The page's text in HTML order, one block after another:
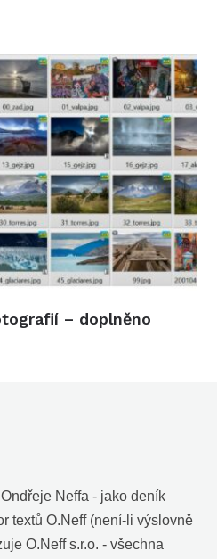
– doplněno
Neffa - jako deník
textů O.Neff (není-li výslovně
O.Neff s.r.o. - všechna